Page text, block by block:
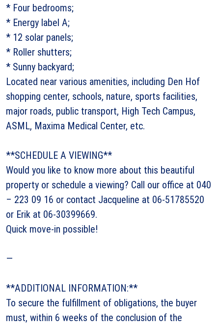
* Four bedrooms;
* Energy label A;
* 12 solar panels;
* Roller shutters;
* Sunny backyard;
Located near various amenities, including Den Hof
shopping center, schools, nature, sports facilities,
major roads, public transport, High Tech Campus,
ASML, Maxima Medical Center, etc.
**SCHEDULE A VIEWING**
Would you like to know more about this beautiful
property or schedule a viewing? Call our office at 040
– 223 09 16 or contact Jacqueline at 06-51785520
or Erik at 06-30399669.
Quick move-in possible!
—
**ADDITIONAL INFORMATION:**
To secure the fulfillment of obligations, the buyer
must, within 6 weeks of the conclusion of the